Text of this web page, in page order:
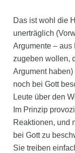
Das ist wohl die
unerträglich
Argumente –
zugeben wollen,
Argument
noch bei Gott
Leute über den
Im Prinzip
Reaktionen, und
bei Gott zu
Sie treiben